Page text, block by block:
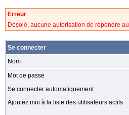
Erreur
Désolé, aucune autorisation de répondre
Se connecter
Nom
Mot de passe
Se connecter automatiquement
Ajoutez moi à la liste des utilisateurs actifs